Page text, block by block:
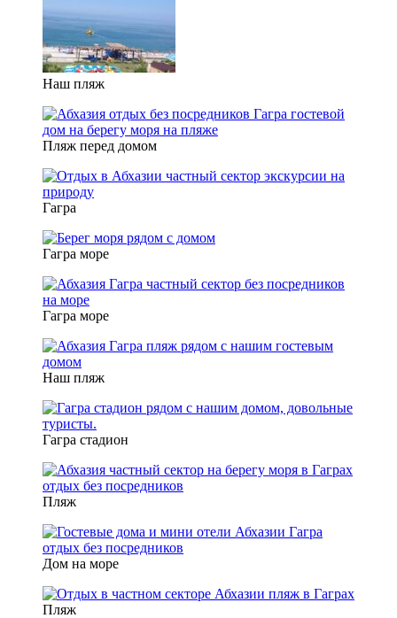
Наш пляж
Пляж перед домом
Гагра
Гагра море
Гагра море
Наш пляж
Гагра стадион
Пляж
Дом на море
Пляж